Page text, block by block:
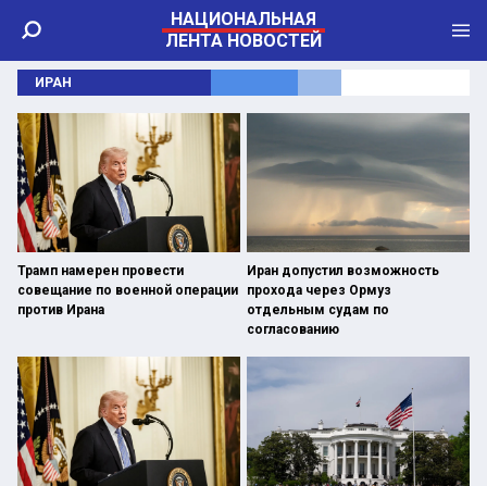
НАЦИОНАЛЬНАЯ
ЛЕНТА НОВОСТЕЙ
ИРАН
Трамп намерен провести
совещание по военной операции
против Ирана
Иран допустил возможность
прохода через Ормуз
отдельным судам по
согласованию